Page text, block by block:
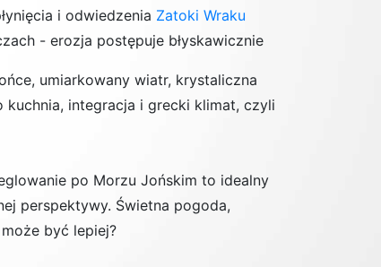
i odwiedzenia Zatoki Wraku
- erozja postępuje błyskawicznie
umiarkowany wiatr, krystaliczna
integracja i grecki klimat, czyli
po Morzu Jońskim to idealny
perspektywy. Świetna pogoda,
być lepiej?